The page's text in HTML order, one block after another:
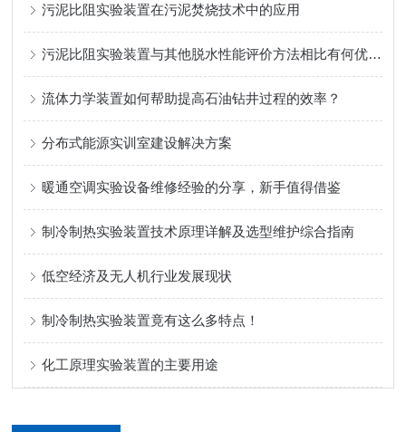
污泥比阻实验装置在污泥焚烧技术中的应用
污泥比阻实验装置与其他脱水性能评价方法相比有何优势？
流体力学装置如何帮助提高石油钻井过程的效率？
分布式能源实训室建设解决方案
暖通空调实验设备维修经验的分享，新手值得借鉴
制冷制热实验装置技术原理详解及选型维护综合指南
低空经济及无人机行业发展现状
制冷制热实验装置竟有这么多特点！
化工原理实验装置的主要用途